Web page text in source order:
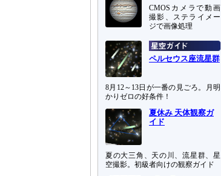
CMOSカメラで動画
撮影、ステライメー
ジで画像処理
ペルセウス座流星群
8月12～13日が一番の見ごろ。月明
かりゼロの好条件！
夏休み 天体観察ガ
イド
夏の大三角、天の川、流星群、星
空撮影。初級者向けの観察ガイド